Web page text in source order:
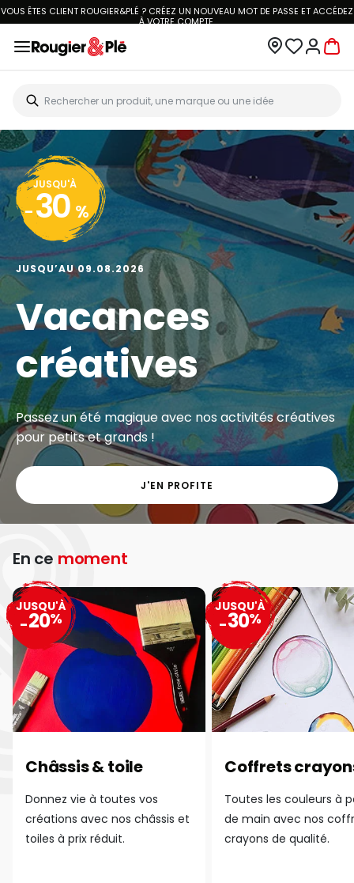
VOUS ÊTES CLIENT ROUGIER&PLÉ ? CRÉEZ UN NOUVEAU MOT DE PASSE ET ACCÉDEZ
ÀVOTRE COMPTE.
JUSQU'À
- 30 %
JUSQU’AU 09.08.2026
Vacances
créatives
Passez un été magique avec nos activités créatives
pour petits et grands !
J'EN PROFITE
En ce moment
Châssis & toile
Donnez vie à toutes vos
créations avec nos châssis et
toiles à prix réduit.
JUSQU'À
-20%
Coffrets
Toutes les couleurs à
de main avec nos
crayons de qualité.
JUSQU'À
-30%